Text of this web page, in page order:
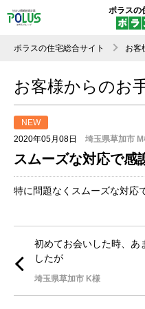
ポラスの
ポラスの住宅総合サイト お客
お客様からのお
2020年05月08日 埼玉県草加市
NEW
スムーズな対応で感
特に問題なくスムーズな対応
初めてお会いした時、あ
したが
埼玉県草加市 K様